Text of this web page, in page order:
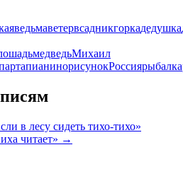
ведьмаветервсадникгоркадедушка
медведьМихаил
пианинорисунокРоссиярыбалка
в лесу сидеть тихо-тихо»
читает» →